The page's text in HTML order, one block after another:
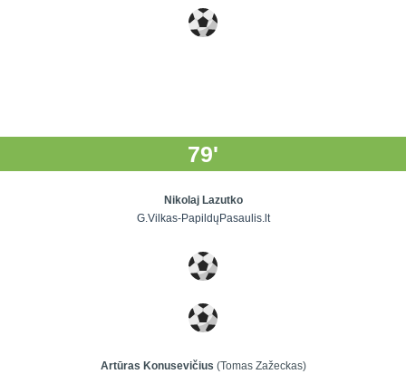
79'
Nikolaj Lazutko
G.Vilkas-PapildųPasaulis.lt
Artūras Konusevičius (Tomas Zažeckas)